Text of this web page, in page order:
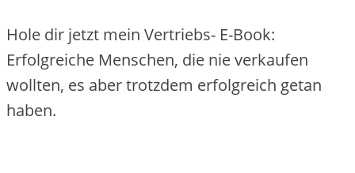
Hole dir jetzt mein Vertriebs- E-Book:
Erfolgreiche Menschen, die nie verkaufen
wollten, es aber trotzdem erfolgreich getan
haben.